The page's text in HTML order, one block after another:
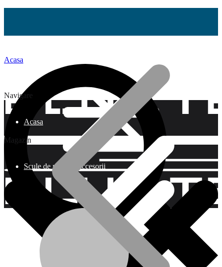
Navigare
Acasa
Magazin
Scule de mână și accesorii
Acasa